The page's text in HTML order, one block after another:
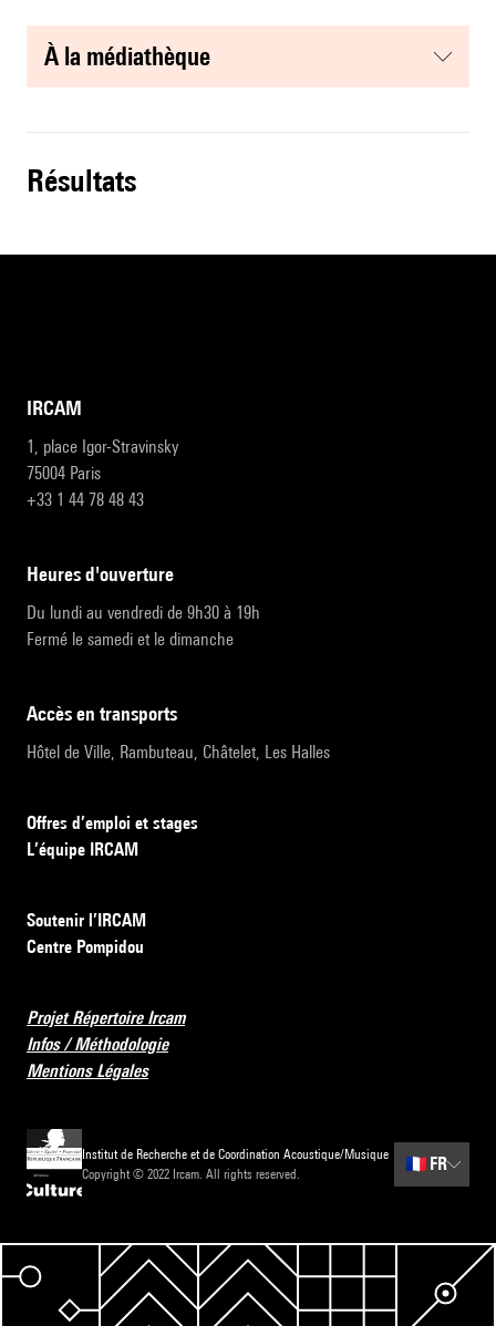
à la médiathèque
résultats
IRCAM
1, place Igor-Stravinsky
75004 Paris
+33 1 44 78 48 43
heures d'ouverture
Du lundi au vendredi de 9h30 à 19h
Fermé le samedi et le dimanche
accès en transports
Hôtel de Ville, Rambuteau, Châtelet, Les Halles
Offres d’emploi et stages
L’équipe IRCAM
Soutenir l’IRCAM
Centre Pompidou
Projet Répertoire Ircam
Infos / Méthodologie
Mentions Légales
Institut de Recherche et de Coordination Acoustique/Musique
Copyright © 2022 Ircam. All rights reserved.
🇫🇷 FR